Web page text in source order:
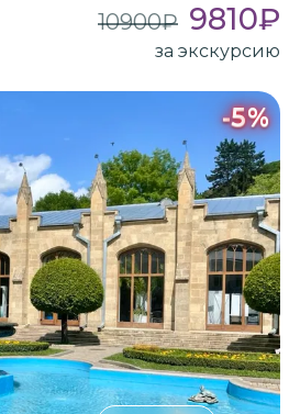
10900₽ 9810₽
за экскурсию
-5%